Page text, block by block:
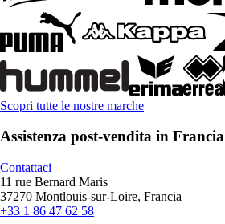
Scopri tutte le nostre marche
Assistenza post-vendita in Francia
Contattaci
11 rue Bernard Maris
37270 Montlouis-sur-Loire, Francia
+33 1 86 47 62 58